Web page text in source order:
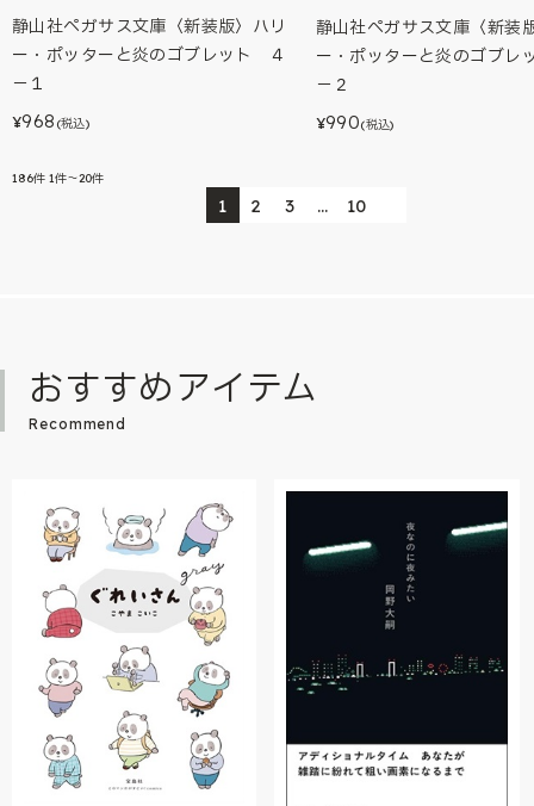
静山社ペガサス文庫〈新装版〉ハリ
ー・ポッターと炎のゴブレット ４
－１
¥968 (税込)
静山社ペガサス文庫〈新装
ー・ポッターと炎のゴブ
－２
¥990(税込)
186件 1件～20件
1 2 3 … 10
おすすめアイテム
Recommend